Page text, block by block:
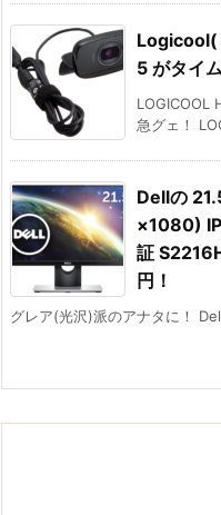
Logicool(
5 がタイ
LOGICOOL
急グェ！
Dellの
×1080)
証
円！
グレア(光沢)派のアナタに！